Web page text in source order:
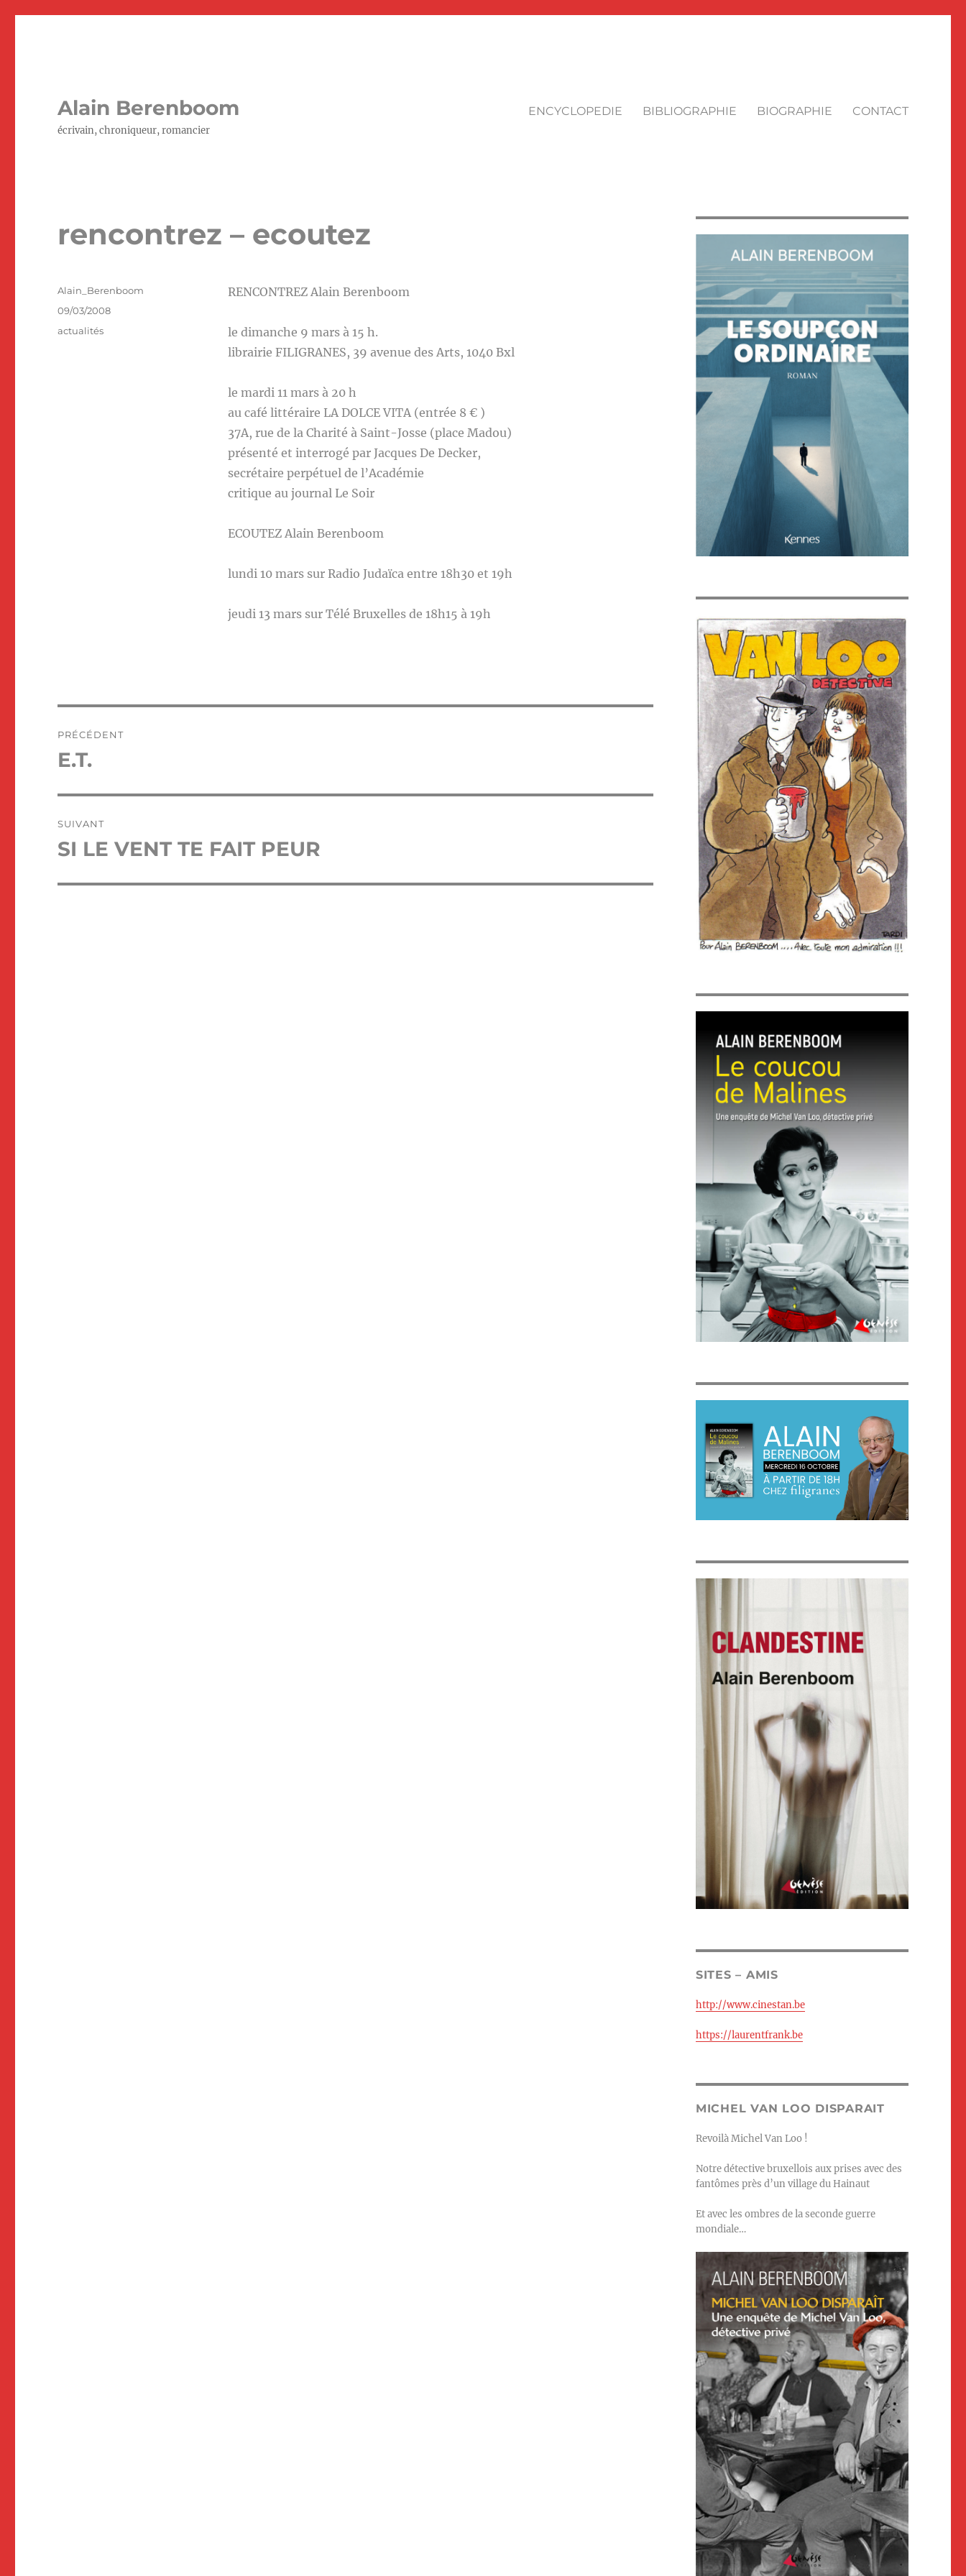
Alain Berenboom
écrivain, chroniqueur, romancier
ENCYCLOPEDIE BIBLIOGRAPHIE BIOGRAPHIE CONTACT
rencontrez – ecoutez
RENCONTREZ Alain Berenboom
le dimanche 9 mars à 15 h.
librairie FILIGRANES, 39 avenue des Arts, 1040 Bxl
le mardi 11 mars à 20 h
au café littéraire LA DOLCE VITA (entrée 8 € )
37A, rue de la Charité à Saint-Josse (place Madou)
présenté et interrogé par Jacques De Decker,
secrétaire perpétuel de l’Académie
critique au journal Le Soir
ECOUTEZ Alain Berenboom
lundi 10 mars sur Radio Judaïca entre 18h30 et 19h
jeudi 13 mars sur Télé Bruxelles de 18h15 à 19h
Auteur
Alain_Berenboom
Publié
09/03/2008
Catégories
actualités
de
PRÉCÉDENT
Publication
E.T.
SUIVANT
Publication
SI LE VENT TE FAIT PEUR
SITES – AMIS
http://www.cinestan.be
https://laurentfrank.be
MICHEL VAN LOO DISPARAIT
Revoilà Michel Van Loo !
Notre détective bruxellois aux prises avec des
fantômes près d’un village du Hainaut
Et avec les ombres de la seconde guerre
mondiale…